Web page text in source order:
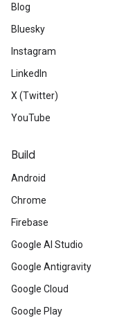
Blog
Bluesky
Instagram
LinkedIn
X (Twitter)
YouTube
Build
Android
Chrome
Firebase
Google AI Studio
Google Antigravity
Google Cloud
Google Play